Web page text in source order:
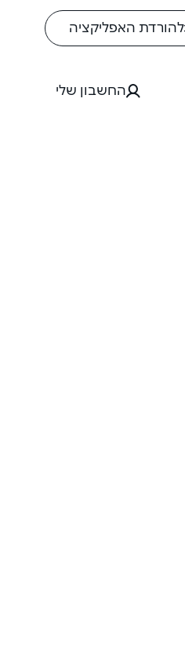
להורדת האפליקציה
החשבון שלי